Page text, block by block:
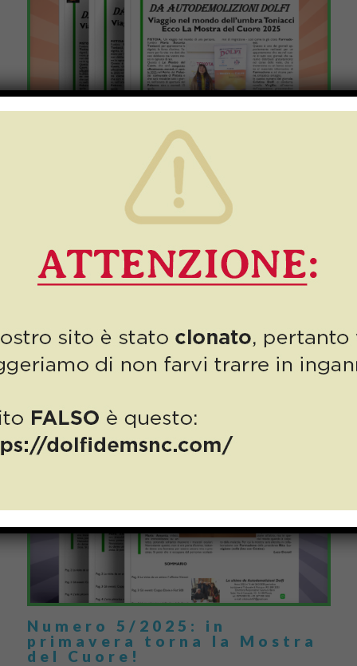
Numero 8/2025: domani al
Finalmente ci siamo, domani 1° aprile 2025 avrà inizio La Mostra
del Cuore, la seconda edizione della rassegna pittorica dedicata
Read more
Numero 5/2025: in
primavera torna la Mostra
del Cuore!